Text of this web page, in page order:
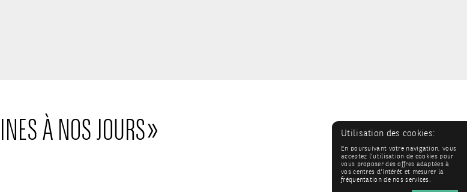
À NOS JOURS » Utilisation des cookies:
En poursuivant votre navigation, vous
acceptez l'utilisation de cookies pour
vous proposer des offres adaptées à
vos centres d'intérêt et mesurer la
fréquentation de nos services.